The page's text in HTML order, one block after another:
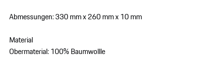
Abmessungen: 330 mm x 260 mm x 10 mm
Material
Obermaterial: 100% Baumwollle